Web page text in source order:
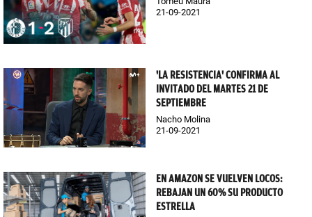
21-09-2021
'LA RESISTENCIA' CONFIRMA AL
INVITADO DEL MARTES 21 DE
SEPTIEMBRE
Nacho Molina
21-09-2021
EN AMAZON SE VUELVEN LOCOS:
REBAJAN UN 60% SU PRODUCTO
ESTRELLA